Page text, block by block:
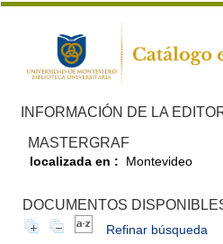
INFORMACIÓN DE LA
MASTERGRAF
localizada en : Montevideo
DOCUMENTOS
Refinar búsqueda